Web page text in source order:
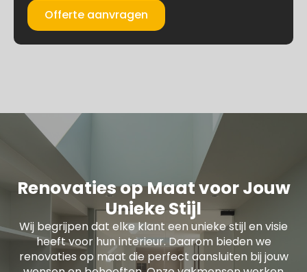
Offerte aanvragen
Renovaties op Maat voor Jouw
Unieke Stijl
Wij begrijpen dat elke klant een unieke stijl en visie
heeft voor hun interieur. Daarom bieden we
renovaties op maat die perfect aansluiten bij jouw